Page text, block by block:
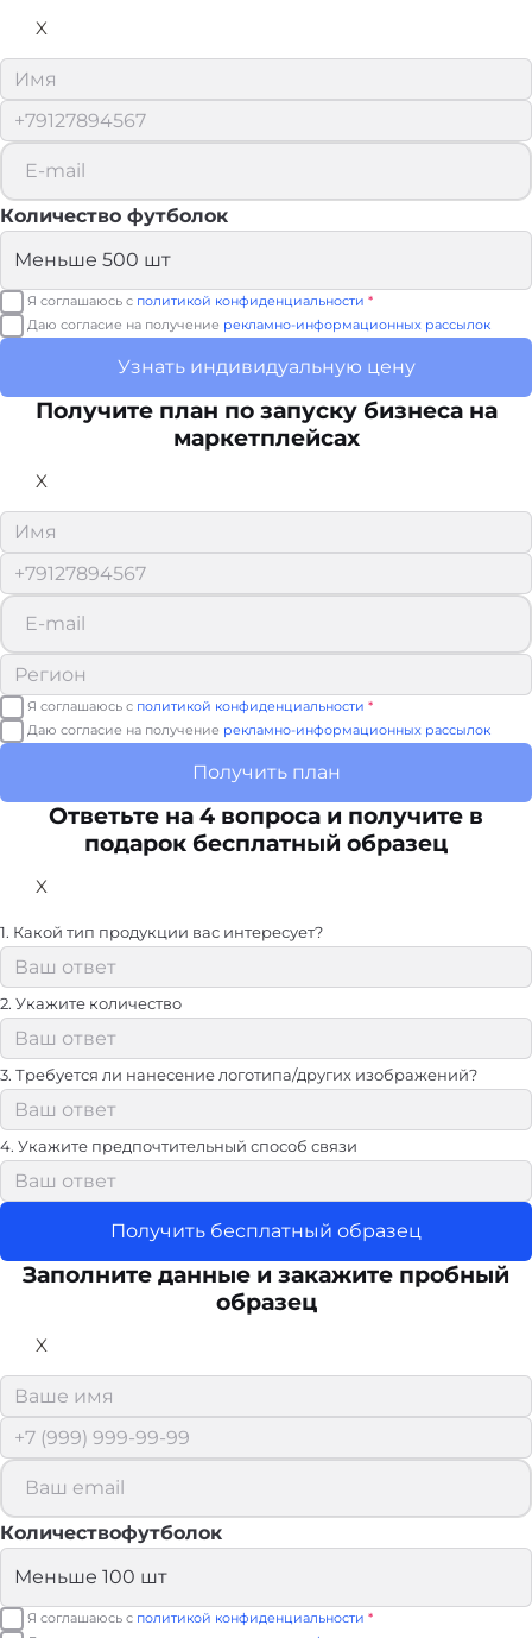
X
Количество футболок
Я соглашаюсь с политикой конфиденциальности *
Даю согласие на получение рекламно-информационных рассылок
Узнать индивидуальную цену
Получите план по запуску бизнеса на
маркетплейсах
X
Я соглашаюсь с политикой конфиденциальности *
Даю согласие на получение рекламно-информационных рассылок
Получить план
Ответьте на 4 вопроса и получите в
подарок бесплатный образец
X
1. Какой тип продукции вас интересует?
2. Укажите количество
3. Требуется ли нанесение логотипа/других изображений?
4. Укажите предпочтительный способ связи
Получить бесплатный образец
Заполните данные и закажите пробный
образец
X
Количествофутболок
Я соглашаюсь с политикой конфиденциальности *